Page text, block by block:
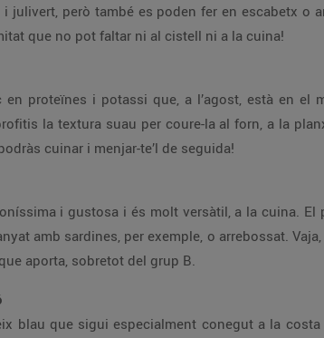
i julivert, però també es poden fer en escabetx o
que no pot faltar ni al cistell ni a la cuina!
proteïnes i potassi que, a l’agost, està en el
la textura suau per coure-la al forn, a la
cuinar i menjar-te’l de seguida!
i gustosa i és molt versàtil, a la cuina.
amb sardines, per exemple, o arrebossat.
aporta, sobretot del grup B.
blau que sigui especialment conegut a la costa